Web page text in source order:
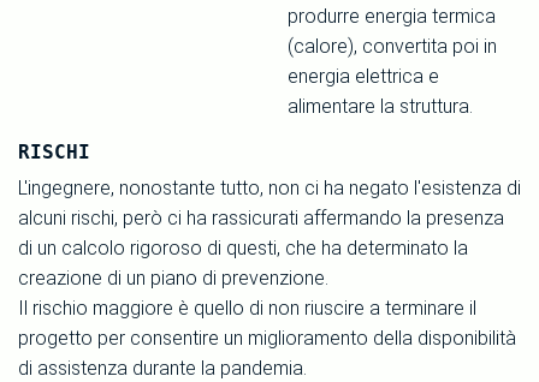
produrre energia termica
(calore), convertita poi in
energia elettrica e
alimentare la struttura.
RISCHI
L'ingegnere, nonostante tutto, non ci ha negato l'esistenza di
alcuni rischi, però ci ha rassicurati affermando la presenza
di un calcolo rigoroso di questi, che ha determinato la
creazione di un piano di prevenzione.
Il rischio maggiore è quello di non riuscire a terminare il
progetto per consentire un miglioramento della disponibilità
di assistenza durante la pandemia.